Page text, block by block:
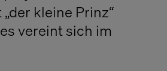
kleine Prinz“
vereint sich im